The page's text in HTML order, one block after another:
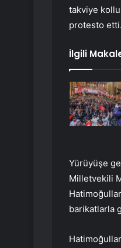
takviye
protesto etti.
İlgili
Yürüyüşe
Milletvekili
barikatlarla